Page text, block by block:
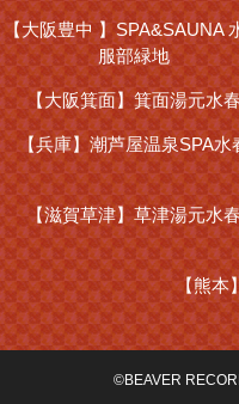
【大阪豊中 】SPA&SAUNA
服部緑地
【大阪箕面】箕面湯元水
【兵庫】潮芦屋温泉SPA水
【滋賀草津】草津湯元水
【熊本
©BEAVER